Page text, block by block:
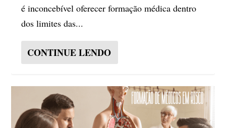
é inconcebível oferecer formação médica dentro
dos limites das...
CONTINUE LENDO